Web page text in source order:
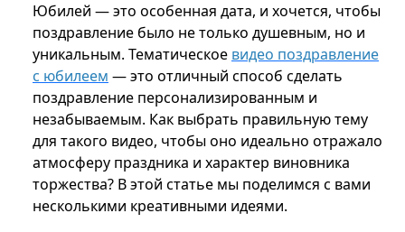
Юбилей — это особенная дата, и хочется, чтобы
поздравление было не только душевным, но и
уникальным. Тематическое видео поздравление
с юбилеем — это отличный способ сделать
поздравление персонализированным и
незабываемым. Как выбрать правильную тему
для такого видео, чтобы оно идеально отражало
атмосферу праздника и характер виновника
торжества? В этой статье мы поделимся с вами
несколькими креативными идеями.